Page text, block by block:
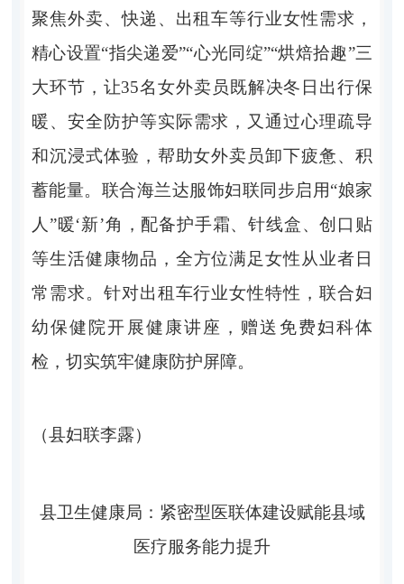
聚焦外卖、快递、出租车等行业女性需求，
精心设置“指尖递爱”“心光同绽”“烘焙拾趣”三
大环节，让35名女外卖员既解决冬日出行保
暖、安全防护等实际需求，又通过心理疏导
和沉浸式体验，帮助女外卖员卸下疲惫、积
蓄能量。 联合海兰达服饰妇联同步启用“娘家
人 ”暖‘新’角，配备护手霜、针线盒、创口贴
等生活健康物品 ，全方位满足女性从业者日
常需求。针对出租车行业女性特性，联合妇
幼保健院开展健康讲座 ， 赠送免费妇科体
检，切实筑牢健康防护屏障。
（县妇联李露）
县卫生健康局：紧密型医联体建设赋能县域
医疗服务能力提升